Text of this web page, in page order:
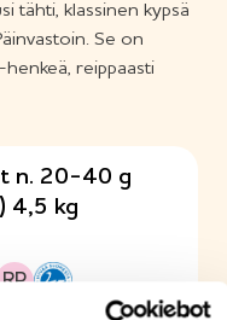
tähti, klassinen kypsä
Se on
reippaasti
n. 20-40 g
4,5 kg
RP
Runsasproteiininen